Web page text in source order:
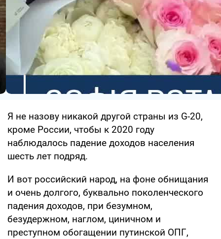
Я не назову никакой другой страны из G-20,
кроме России, чтобы к 2020 году
наблюдалось падение доходов населения
шесть лет подряд.
И вот российский народ, на фоне обнищания
и очень долгого, буквально поколенческого
падения доходов, при безумном,
безудержном, наглом, циничном и
преступном обогащении путинской ОПГ,